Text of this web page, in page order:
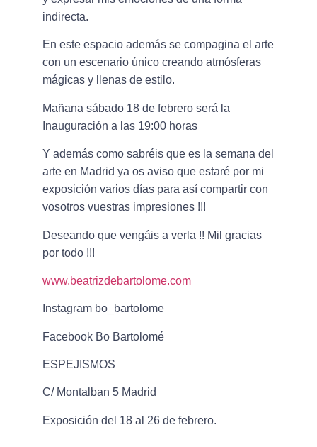
indirecta.
En este espacio además se compagina el arte
con un escenario único creando atmósferas
mágicas y llenas de estilo.
Mañana sábado 18 de febrero será la
Inauguración a las 19:00 horas
Y además como sabréis que es la semana del
arte en Madrid ya os aviso que estaré por mi
exposición varios días para así compartir con
vosotros vuestras impresiones !!!
Deseando que vengáis a verla !! Mil gracias
por todo !!!
www.beatrizdebartolome.com
Instagram bo_bartolome
Facebook Bo Bartolomé
ESPEJISMOS
C/ Montalban 5 Madrid
Exposición del 18 al 26 de febrero.